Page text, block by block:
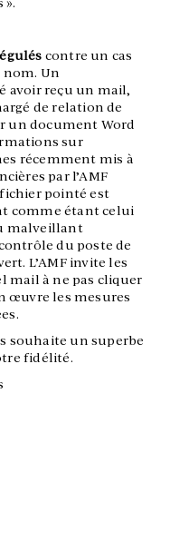
contre un cas
Un
avoir reçu un mail,
de relation de
un document Word
sur
récemment mis à
par l’AMF
fichier pointé est
comme étant celui
malveillant
du poste de
L’AMF invite les
mail à ne pas cliquer
œuvre les mesures
souhaite un superbe
fidélité.